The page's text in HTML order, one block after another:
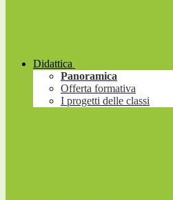
Didattica
Panoramica
Offerta formativa
I progetti delle classi